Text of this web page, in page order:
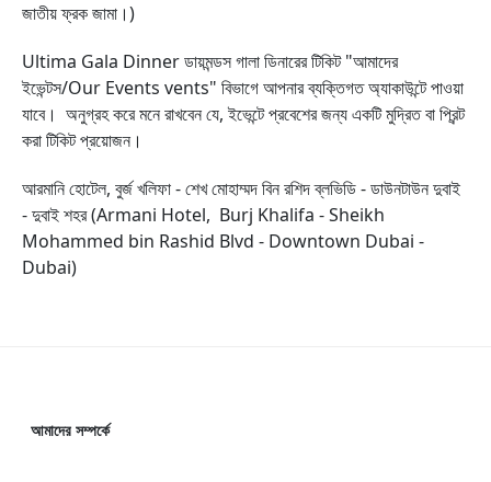
জাতীয় ফ্রক জামা।)
Ultima Gala Dinner ডায়মন্ডস গালা ডিনারের টিকিট "আমাদের
ইভেন্টস/Our Events vents" বিভাগে আপনার ব্যক্তিগত অ্যাকাউন্টে পাওয়া
যাবে। অনুগ্রহ করে মনে রাখবেন যে, ইভেন্টে প্রবেশের জন্য একটি মুদ্রিত বা প্রিন্ট
করা টিকিট প্রয়োজন।
আরমানি হোটেল, বুর্জ খলিফা - শেখ মোহাম্মদ বিন রশিদ ব্লভিডি - ডাউনটাউন দুবাই
- দুবাই শহর (Armani Hotel, Burj Khalifa - Sheikh
Mohammed bin Rashid Blvd - Downtown Dubai -
Dubai)
আমাদের সম্পর্কে